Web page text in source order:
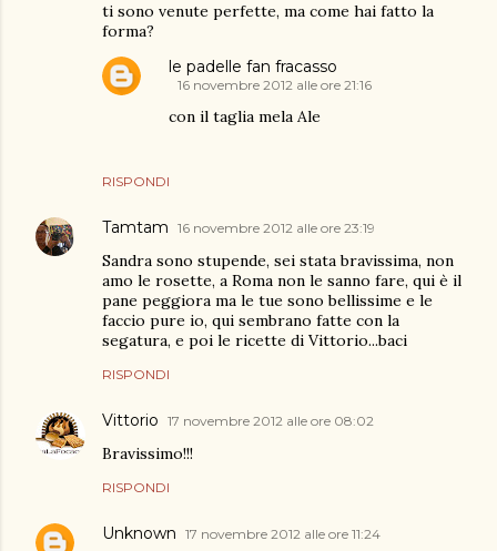
ti sono venute perfette, ma come hai fatto la
forma?
RISPONDI
le padelle fan fracasso
16 novembre 2012 alle ore 21:16
con il taglia mela Ale
Tamtam 16 novembre 2012 alle ore 23:19
Sandra sono stupende, sei stata bravissima, non
amo le rosette, a Roma non le sanno fare, qui è il
pane peggiora ma le tue sono bellissime e le
faccio pure io, qui sembrano fatte con la
segatura, e poi le ricette di Vittorio...baci
RISPONDI
Vittorio 17 novembre 2012 alle ore 08:02
Bravissimo!!!
RISPONDI
Unknown 17 novembre 2012 alle ore 11:24